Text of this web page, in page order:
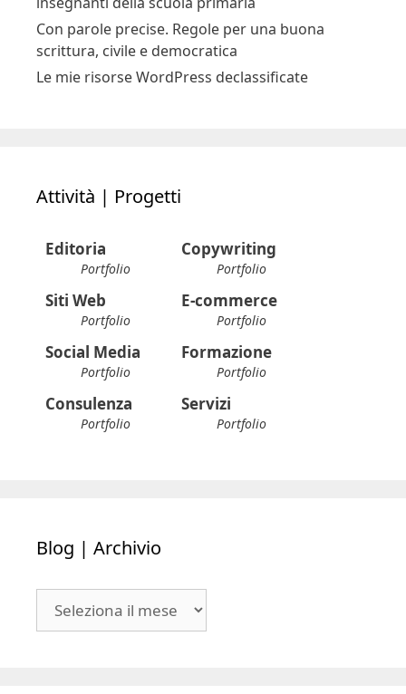
Con parole precise. Regole per una buona
scrittura, civile e democratica
Le mie risorse WordPress declassificate
Attività | Progetti
Editoria
Portfolio
Copywriting
Portfolio
Siti Web
Portfolio
E-commerce
Portfolio
Social Media
Portfolio
Formazione
Portfolio
Consulenza
Portfolio
Servizi
Portfolio
Blog | Archivio